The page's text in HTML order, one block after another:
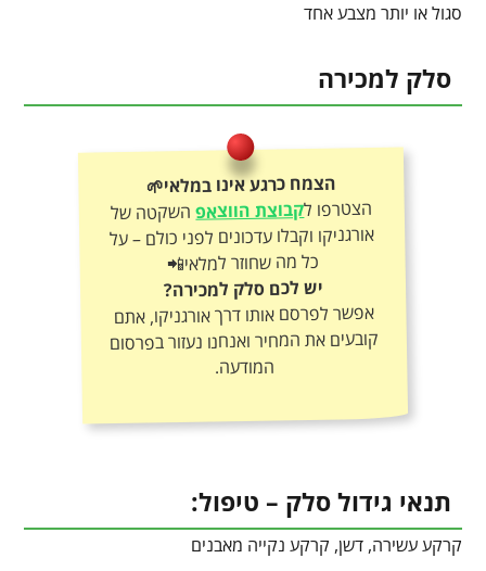
סגול או יותר מצבע אחד
סלק למכירה
הצמח כרגע אינו במלאי🌱
הצטרפו לקבוצת הווצאפהשקטה של
אורגניקו וקבלו עדכונים לפני כולם – על
כל מה שחוזר למלאי📲
יש לכם סלק למכירה?
אפשר לפרסם אותו דרך אורגניקו, אתם
קובעים את המחיר ואנחנו נעזור בפרסום
המודעה.
תנאי גידול סלק – טיפול:
קרקע עשירה, דשן, קרקע נקייה מאבנים